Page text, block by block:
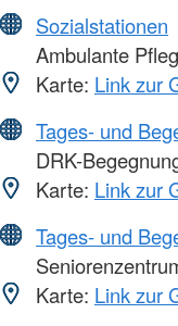
Sozialstationen
Ambulante
Karte: Link zur
Tages- und
DRK-
Karte: Link zur
Tages- und
Karte: Link zur